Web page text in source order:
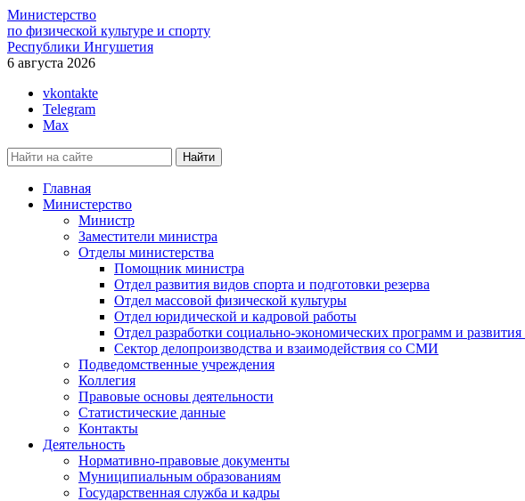
Министерство
по физической культуре и спорту
Республики Ингушетия
6 августа 2026
vkontakte
Telegram
Max
Главная
Министерство
Министр
Заместители министра
Отделы министерства
Помощник министра
Отдел развития видов спорта и подготовки резерва
Отдел массовой физической культуры
Отдел юридической и кадровой работы
Отдел разработки социально-экономических программ и развития
Сектор делопроизводства и взаимодействия со СМИ
Подведомственные учреждения
Коллегия
Правовые основы деятельности
Статистические данные
Контакты
Деятельность
Нормативно-правовые документы
Муниципиальным образованиям
Государственная служба и кадры